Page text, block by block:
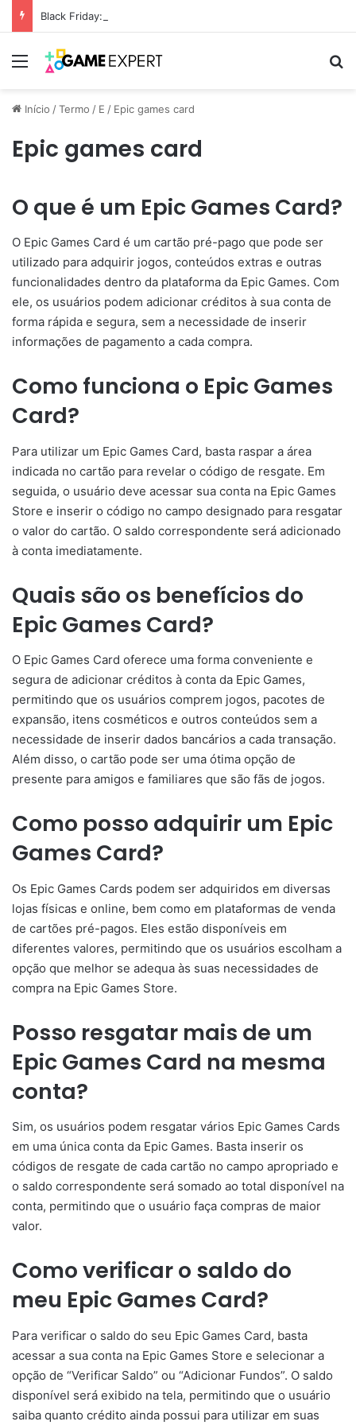
Black Friday: descontos incríveis em eletrônicos
Menu
Início /Termo / E / Epic games card
Epic games card
O que é um Epic Games Card?
O Epic Games Card é um cartão pré-pago que pode ser
utilizado para adquirir jogos, conteúdos extras e outras
funcionalidades dentro da plataforma da Epic Games. Com
ele, os usuários podem adicionar créditos à sua conta de
forma rápida e segura, sem a necessidade de inserir
informações de pagamento a cada compra.
Como funciona o Epic Games
Card?
Para utilizar um Epic Games Card, basta raspar a área
indicada no cartão para revelar o código de resgate. Em
seguida, o usuário deve acessar sua conta na Epic Games
Store e inserir o código no campo designado para resgatar
o valor do cartão. O saldo correspondente será adicionado
à conta imediatamente.
Quais são os benefícios do
Epic Games Card?
O Epic Games Card oferece uma forma conveniente e
segura de adicionar créditos à conta da Epic Games,
permitindo que os usuários comprem jogos, pacotes de
expansão, itens cosméticos e outros conteúdos sem a
necessidade de inserir dados bancários a cada transação.
Além disso, o cartão pode ser uma ótima opção de
presente para amigos e familiares que são fãs de jogos.
Como posso adquirir um Epic
Games Card?
Os Epic Games Cards podem ser adquiridos em diversas
lojas físicas e online, bem como em plataformas de venda
de cartões pré-pagos. Eles estão disponíveis em
diferentes valores, permitindo que os usuários escolham a
opção que melhor se adequa às suas necessidades de
compra na Epic Games Store.
Posso resgatar mais de um
Epic Games Card na mesma
conta?
Sim, os usuários podem resgatar vários Epic Games Cards
em uma única conta da Epic Games. Basta inserir os
códigos de resgate de cada cartão no campo apropriado e
o saldo correspondente será somado ao total disponível na
conta, permitindo que o usuário faça compras de maior
valor.
Como verificar o saldo do
meu Epic Games Card?
Para verificar o saldo do seu Epic Games Card, basta
acessar a sua conta na Epic Games Store e selecionar a
opção de “Verificar Saldo” ou “Adicionar Fundos”. O saldo
disponível será exibido na tela, permitindo que o usuário
saiba quanto crédito ainda possui para utilizar em suas